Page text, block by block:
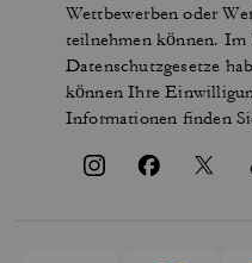
Wettbewerben oder
teilnehmen können. Im
Datenschutzgesetze
können Ihre
Informationen finden